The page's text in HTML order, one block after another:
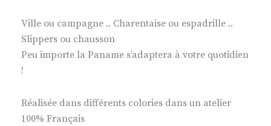
Ville ou campagne .. Charentaise ou espadrille ..
Slippers ou chausson
Peu importe la Paname s’adaptera à votre quotidien
!
Réalisée dans différents colories dans un atelier
100% Français